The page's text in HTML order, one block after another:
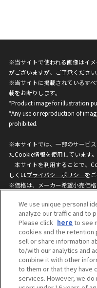
※当サイトで使われる画像はイ
がございますが、ご了承ください
※当サイトに掲載されているす
載をお断りします。
*Product image for illustration
*Any use or reproduction of
prohibited.
※本サイトでは、一部のサービ
たCookie情報を使用しています。
本サイトを利用することで、
しくはプライバシーポリシーを
※価格は、メーカー希望小売価格
ざいますのでご了承ください。
privacypolicy
ウェブサイトご利用条件
個人情報保護方針
We use unique personal
analyze our traffic and to
Please click here to see
cookies and the retention
sell or share information
to/with our analytics and
combine it with other
to them or that they have
services. However, we